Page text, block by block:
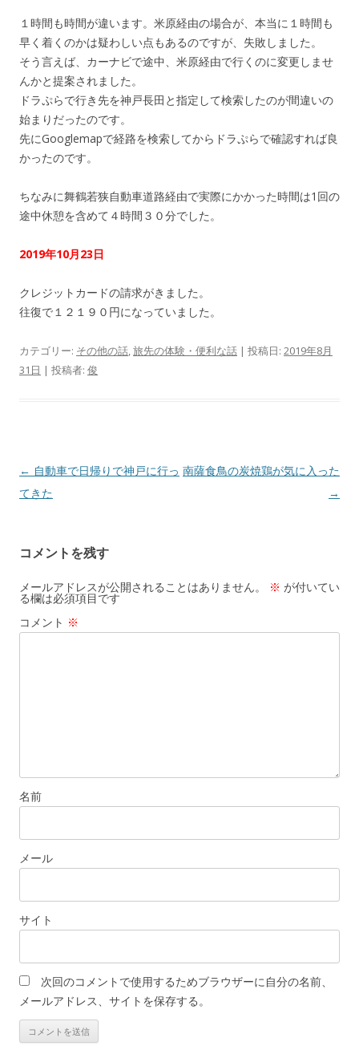
１時間も時間が違います。米原経由の場合が、本当に１時間も
早く着くのかは疑わしい点もあるのですが、失敗しました。
そう言えば、カーナビで途中、米原経由で行くのに変更しませ
んかと提案されました。
ドラぷらで行き先を神戸長田と指定して検索したのが間違いの
始まりだったのです。
先にGooglemapで経路を検索してからドラぷらで確認すれば良
かったのです。
ちなみに舞鶴若狭自動車道路経由で実際にかかった時間は1回の
途中休憩を含めて４時間３０分でした。
2019年10月23日
クレジットカードの請求がきました。
往復で１２１９０円になっていました。
カテゴリー: その他の話,旅先の体験・便利な話 | 投稿日: 2019年8月
31日 | 投稿者: 俊
投
稿
ゲ
ー
シ
ョ
← 自動車で日帰りで神戸に行っ
てきた
南薩食鳥の炭焼鶏が気に入った
→
コメントを残す
メールアドレスが公開されることはありません。 ※ が付いてい
る欄は必須項目です
コメント ※
名前
メール
サイト
次回のコメントで使用するためブラウザーに自分の名前、
メールアドレス、サイトを保存する。